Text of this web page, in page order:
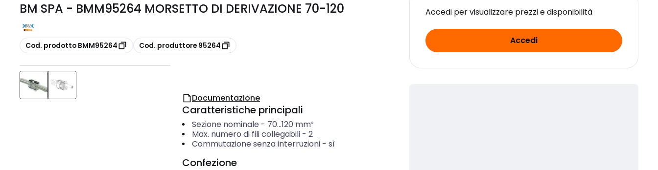
BM SPA - BMM95264 MORSETTO DI DERIVAZIONE 70-120
copia
Cod. prodotto BMM95264 copia
Cod. produttore 95264
Accedi per visualizzare prezzi e disponibilità
Accedi
Documentazione
Caratteristiche principali
Sezione nominale - 70...120 mm²
Max. numero di fili collegabili- 2
Commutazione senza interruzioni- sì
Confezione